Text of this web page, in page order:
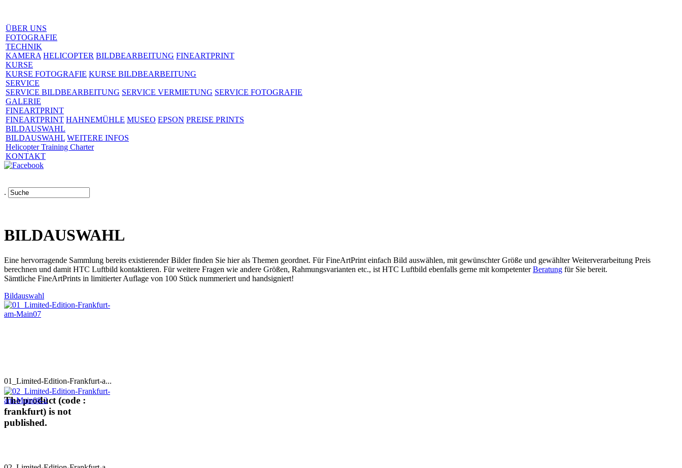
ÜBER UNS
FOTOGRAFIE
TECHNIK
KAMERA HELICOPTER BILDBEARBEITUNG FINEARTPRINT
KURSE
KURSE FOTOGRAFIE KURSE BILDBEARBEITUNG
SERVICE
SERVICE BILDBEARBEITUNG SERVICE VERMIETUNG SERVICE FOTOGRAFIE
GALERIE
FINEARTPRINT
FINEARTPRINT HAHNEMÜHLE MUSEO EPSON PREISE PRINTS
BILDAUSWAHL
BILDAUSWAHL WEITERE INFOS
Helicopter Training Charter
KONTAKT
.
BILDAUSWAHL
Eine hervorragende Sammlung bereits existierender Bilder finden Sie hier als Themen geordnet. Für FineArtPrint einfach Bild auswählen, mit gewünschter Größe und gewählter Weiterverarbeitung Preis
berechnen und damit HTC Luftbild kontaktieren. Für weitere Fragen wie andere Größen, Rahmungsvarianten etc., ist HTC Luftbild ebenfalls gerne mit kompetenterBeratung für Sie bereit.
Sämtliche FineArtPrints in limitierter Auflage von 100 Stück nummeriert und handsigniert!
Bildauswahl
01_Limited-Edition-Frankfurt-a...
The product (code :
frankfurt) is not
published.